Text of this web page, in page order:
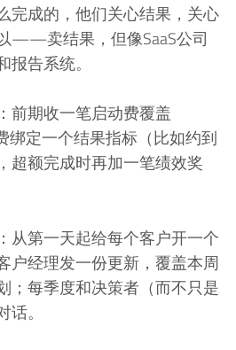
完成的，他们关心结果，关心
——卖结果，但像SaaS公司
告系统。
前期收一笔启动费覆盖
绑定一个结果指标（比如约到
超额完成时再加一笔绩效奖
从第一天起给每个客户开一个
户经理发一份更新，覆盖本周
；每季度和决策者（而不只是
。